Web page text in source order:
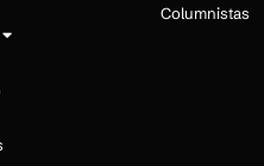
Columnistas